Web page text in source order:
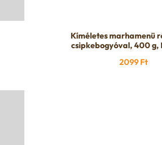
Kíméletes marhamenü
csipkebogyóval, 400 g,
2099 Ft